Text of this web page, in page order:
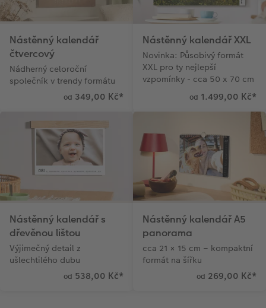
Nástěnný kalendář
čtvercový
Nádherný celoroční
společník v trendy formátu
od 349,00 Kč*
Nástěnný kalendář XXL
Novinka: Působivý formát
XXL pro ty nejlepší
vzpomínky - cca 50 x 70 cm
od 1.499,00 Kč*
Nástěnný kalendář s
dřevěnou lištou
Výjimečný detail z
ušlechtilého dubu
od 538,00 Kč*
Nástěnný kalendář A5
panorama
cca 21 × 15 cm – kompaktní
formát na šířku
od 269,00 Kč*